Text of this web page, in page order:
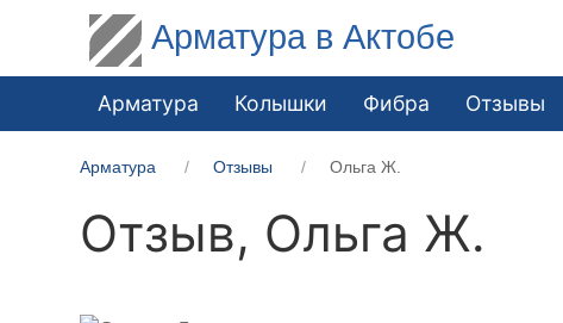
Арматура в Актобе
Арматура Колышки Фибра Отзывы
Арматура Отзывы Ольга Ж.
Отзыв, Ольга Ж.